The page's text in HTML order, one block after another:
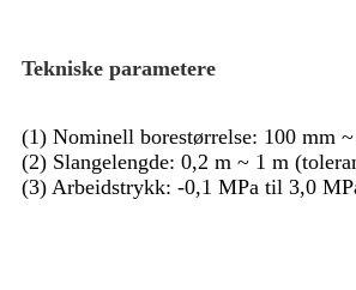
Tekniske parametere
(1) Nominell borestørrelse: 100 mm
(2) Slangelengde: 0,2 m ~ 1 m
(3) Arbeidstrykk: -0,1 MPa til 3,0